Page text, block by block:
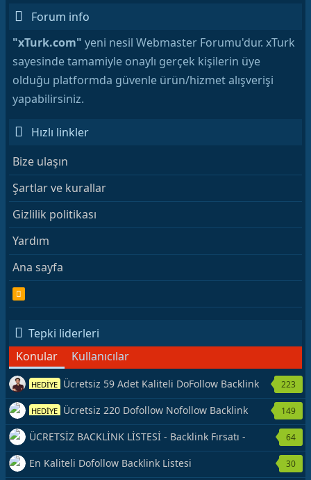
Forum info
"xTurk.com" yeni nesil Webmaster Forumu'dur. xTurk
sayesinde tamamiyle onaylı gerçek kişilerin üye
olduğu platformda güvenle ürün/hizmet alışverişi
yapabilirsiniz.
Hızlı linkler
Bize ulaşın
Şartlar ve kurallar
Gizlilik politikası
Yardım
Ana sayfa
S
Tepki liderleri
Konular
Kullanıcılar
HEDİYE Ücretsiz 59 Adet Kaliteli DoFollow Backlink
Kaynağı Veriyorum.
223
HEDİYE Ücretsiz 220 Dofollow Nofollow Backlink
Veriyorum
149
ÜCRETSİZ BACKLİNK LİSTESİ - Backlink Fırsatı -
Hemen Yetiş!
64
En Kaliteli Dofollow Backlink Listesi 30